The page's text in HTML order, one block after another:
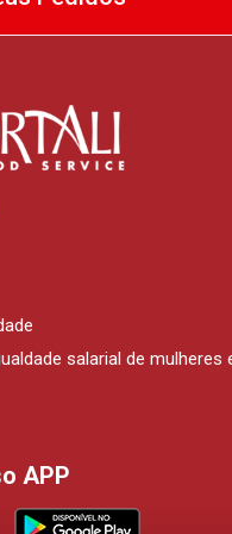
salarial de mulheres
APP